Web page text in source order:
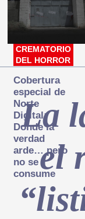
CREMATORIO
DEL HORROR
Cobertura
especial de
Norte
Digital:
Donde la
verdad
arde… pero
no se
consume
La
el